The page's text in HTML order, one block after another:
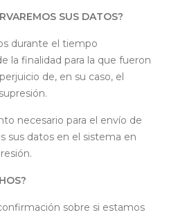
SUS DATOS?
durante el tiempo
la finalidad para la que fueron
de, en su caso, el
necesario para el envío de
sus datos en el sistema en
sobre si estamos